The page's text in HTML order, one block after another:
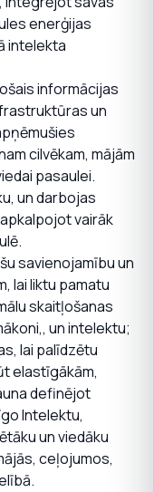
enerģijas
intelekta
informācijas
un
cilvēkam, mājām
pasaulei.
un darbojas
vairāk
savienojamību un
lai liktu pamatu
skaitļošanas
un intelektu;
lai palīdzētu
elastīgākām,
definējot
Intelektu,
un viedāku
ceļojumos,